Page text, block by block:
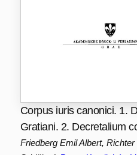
Corpus iuris canonici. 1.
Gratiani. 2. Decretalium
Friedberg Emil Albert,